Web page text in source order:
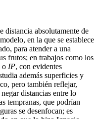
distancia absolutamente de
en la que se establece
para atender a una
frutos; en trabajos como los
o IP, con evidentes
además superficies y
pero también reflejar,
distancias entre lo
tempranas, que podrían
se desenfocan; es